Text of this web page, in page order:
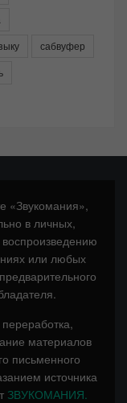
сабвуфер
«Звукомания»,
в личных,
или любых
материалов
письменного
источника
ЗВУКОМАНИЯ.